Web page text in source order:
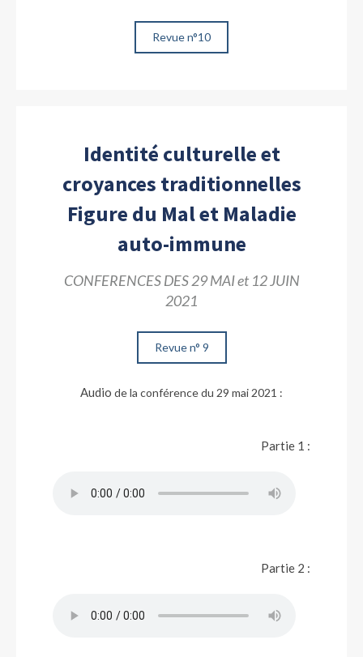
Revue n°10
Identité culturelle et
croyances traditionnelles
Figure du Mal et Maladie
auto-immune
CONFERENCES DES 29 MAI et 12 JUIN
2021
Revue n° 9
Audio de la conférence du 29 mai 2021 :
Partie 1 :
Partie 2 :